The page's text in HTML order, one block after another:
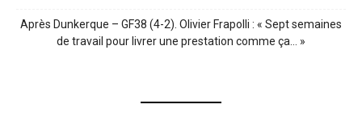
Après Dunkerque – GF38 (4-2). Olivier Frapolli : « Sept semaines
de travail pour livrer une prestation comme ça… »